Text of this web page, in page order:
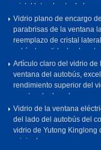
cristal lateral auto de la
pickup alta
Vidrio plano de encargo del
parabrisas de la ventana
reemplazo de cristal lateral
vehículo antideslumbrante
Artículo claro del vidrio de
ventana del autobús,
rendimiento superior del
puerta a la derecha
Vidrio de la ventana
del lado del autobús del
vidrio de Yutong Kinglong
originales